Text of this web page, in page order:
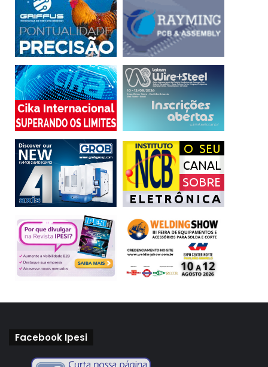
Facebook Ipesi